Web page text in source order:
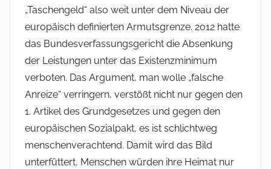
„Taschengeld“ also weit unter dem Niveau der
europäisch definierten Armutsgrenze. 2012 hatte
das Bundesverfassungsgericht die Absenkung
der Leistungen unter das Existenzminimum
verboten. Das Argument, man wolle „falsche
Anreize“ verringern, verstößt nicht nur gegen den
1. Artikel des Grundgesetzes und gegen den
europäischen Sozialpakt, es ist schlichtweg
menschenverachtend. Damit wird das Bild
unterfüttert, Menschen würden ihre Heimat nur